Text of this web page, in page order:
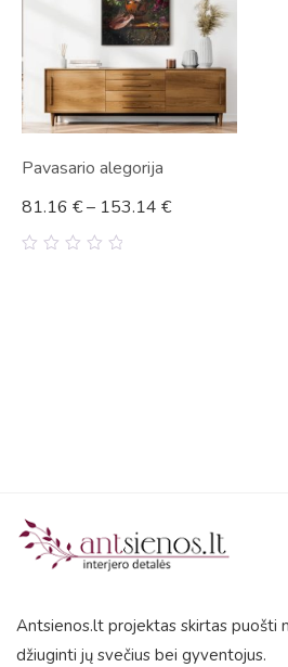
Pavasario alegorija
81.16 €– 153.14 €
Antsienos.lt projektas skirtas puošti
džiuginti jų svečius bei gyventojus.